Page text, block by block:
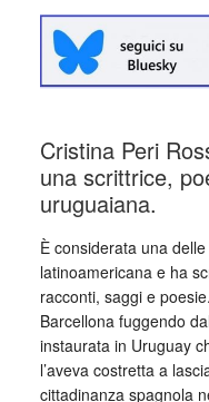
Cristina Peri
una scrittrice,
uruguaiana.
È considerata una
latinoamericana e ha
racconti, saggi e
Barcellona fuggendo
instaurata in Uruguay
l’aveva costretta a
cittadinanza spagnola